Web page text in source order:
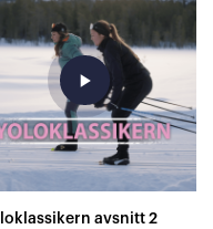
play_arrow
avsnitt 2